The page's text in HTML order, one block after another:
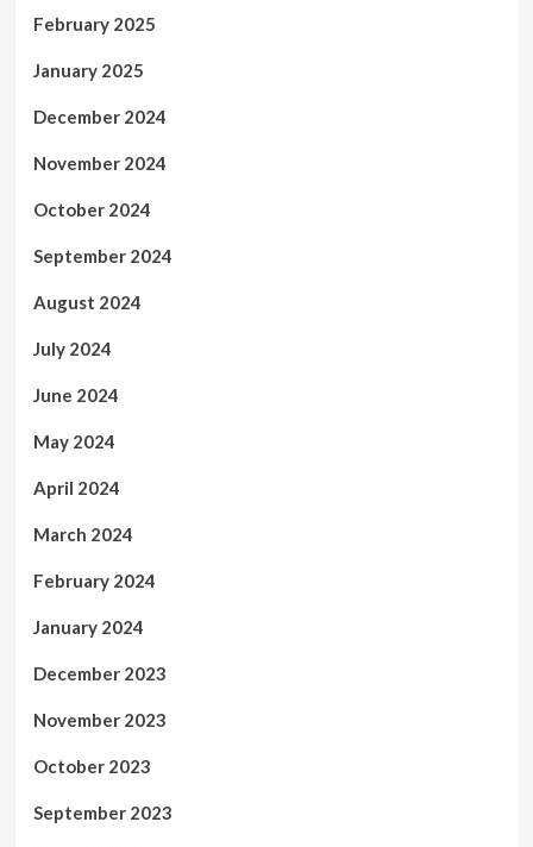
February 2025
January 2025
December 2024
November 2024
October 2024
September 2024
August 2024
July 2024
June 2024
May 2024
April 2024
March 2024
February 2024
January 2024
December 2023
November 2023
October 2023
September 2023